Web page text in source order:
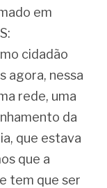
em
cidadão
agora, nessa
rede, uma
da
que estava
que a
tem que ser